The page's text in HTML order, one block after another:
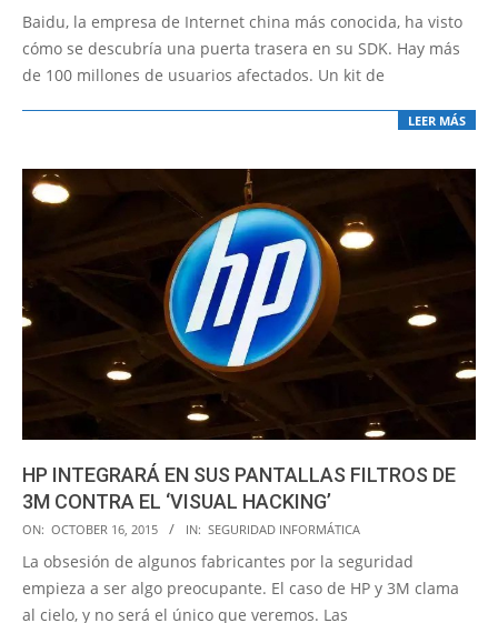
11-
04
Baidu, la empresa de Internet china más conocida, ha visto
cómo se descubría una puerta trasera en su SDK. Hay más
de 100 millones de usuarios afectados. Un kit de
LEER MÁS
HP INTEGRARÁ EN SUS PANTALLAS FILTROS DE
3M CONTRA EL ‘VISUAL HACKING’
2015-
10-
16
ON: OCTOBER 16, 2015 IN: SEGURIDAD INFORMÁTICA
La obsesión de algunos fabricantes por la seguridad
empieza a ser algo preocupante. El caso de HP y 3M clama
al cielo, y no será el único que veremos. Las